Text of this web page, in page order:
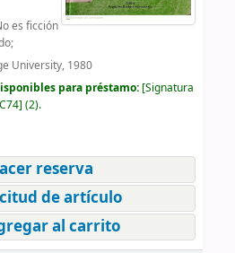
es ficción
University, 1980
para préstamo: Signatura
(2).
reserva
de artículo
al carrito